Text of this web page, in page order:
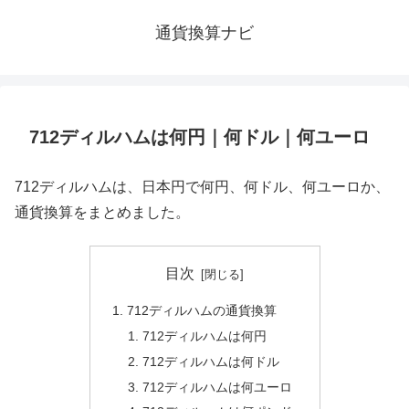
通貨換算ナビ
712ディルハムは何円｜何ドル｜何ユーロ
712ディルハムは、日本円で何円、何ドル、何ユーロか、
通貨換算をまとめました。
目次
712ディルハムの通貨換算
712ディルハムは何円
712ディルハムは何ドル
712ディルハムは何ユーロ